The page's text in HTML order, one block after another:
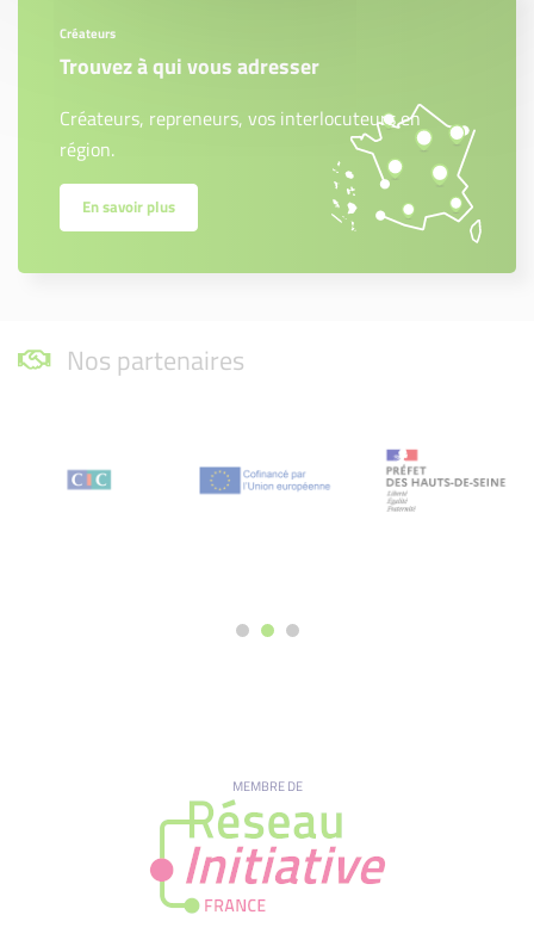
Créateurs
Trouvez à qui vous adresser
Créateurs, repreneurs, vos interlocuteurs en
région.
En savoir plus
Nos partenaires
MEMBRE DE